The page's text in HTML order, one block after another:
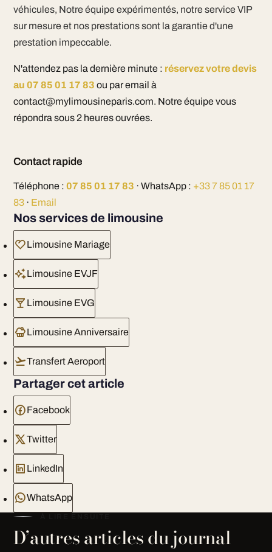
véhicules, Notre équipe expérimentés, notre service VIP
sur mesure et nos prestations sont la garantie d'une
prestation impeccable.
N'attendez pas la dernière minute : réservez votre devis
au 07 85 01 17 83 ou par email à
contact@mylimousineparis.com. Notre équipe vous
répondra sous 2 heures ouvrées.
Contact rapide
Téléphone : 07 85 01 17 83 · WhatsApp : +33 7 85 01 17
83· Email
Nos services de limousine
Limousine Mariage
Limousine EVJF
Limousine EVG
Limousine Anniversaire
Transfert Aeroport
Partager cet article
Facebook
Twitter
LinkedIn
WhatsApp
D’autres articles du journal